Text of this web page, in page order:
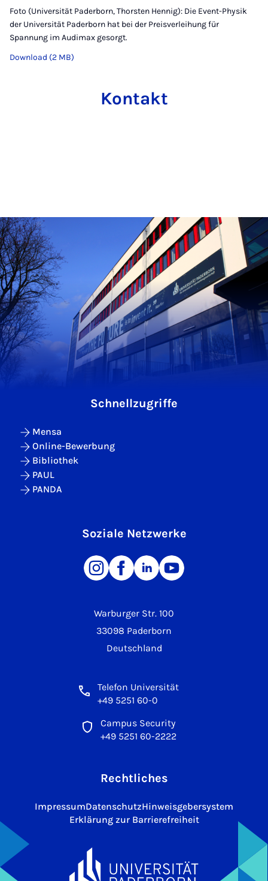
Foto (Universität Paderborn, Thorsten Hennig): Die Event-Physik
der Universität Paderborn hat bei der Preisverleihung für
Spannung im Audimax gesorgt.
Download (2 MB)
Kontakt
Warburger Str. 100
33098 Paderborn
Deutschland
Telefon Universität
+49 5251 60-0
Campus Security
+49 5251 60-2222
Schnellzugriffe
Mensa
Online-Bewerbung
Bibliothek
PAUL
PANDA
Soziale Netzwerke
Rechtliches
ImpressumDatenschutzHinweisgebersystem
Erklärung zur Barrierefreiheit